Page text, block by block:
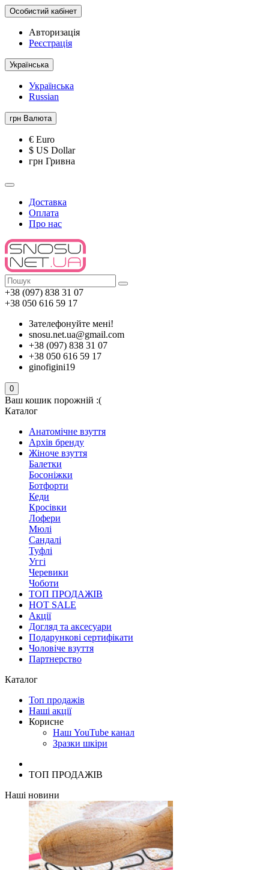
Особистий кабінет
Авторизація
Реєстрація
Українська
Українська
Russian
грн Валюта
€ Euro
$ US Dollar
грн Гривна
Доставка
Оплата
Про нас
+38 (097) 838 31 07
+38 050 616 59 17
Зателефонуйте мені!
snosu.net.ua@gmail.com
+38 (097) 838 31 07
+38 050 616 59 17
ginofigini19
0
Ваш кошик порожній :(
Каталог
Анатомічне взуття
Архів бренду
Жіноче взуття
Балетки
Босоніжки
Ботфорти
Кеди
Кросівки
Лофери
Мюлі
Сандалі
Туфлі
Уггі
Черевики
Чоботи
ТОП ПРОДАЖІВ
HOT SALE
Акції
Догляд та аксесуари
Подарункові сертифікати
Чоловіче взуття
Партнерство
Каталог
Топ продажів
Наші акції
Корисне
Наш YouTube канал
Зразки шкіри
ТОП ПРОДАЖІВ
Наші новини